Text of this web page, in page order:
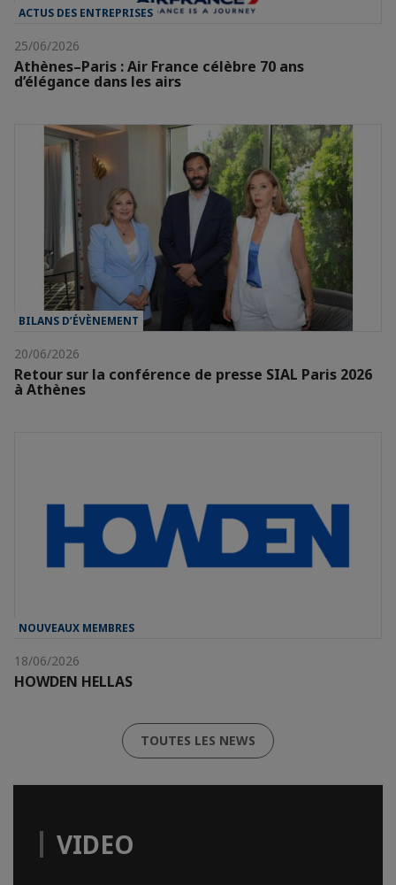
ACTUS DES ENTREPRISES
25/06/2026
Athènes–Paris : Air France célèbre 70 ans
d’élégance dans les airs
BILANS D’ÉVÈNEMENT
20/06/2026
Retour sur la conférence de presse SIAL Paris 2026
à Athènes
NOUVEAUX MEMBRES
18/06/2026
HOWDEN HELLAS
TOUTES LES NEWS
VIDEO